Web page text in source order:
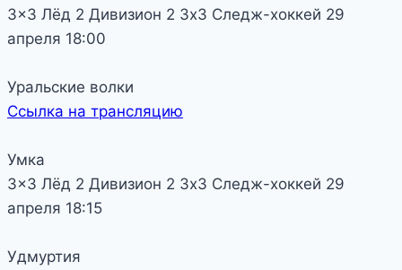
3x3 Лёд 2 Дивизион 2 3х3 Следж-хоккей 29
апреля 18:00
Уральские волки
Ссылка на трансляцию
Умка
3x3 Лёд 2 Дивизион 2 3х3 Следж-хоккей 29
апреля 18:15
Удмуртия